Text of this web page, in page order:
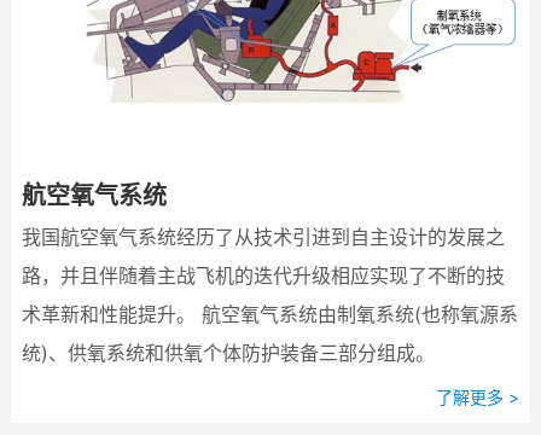
航空氧气系统
我国航空氧气系统经历了从技术引进到自主设计的发展之
路，并且伴随着主战飞机的迭代升级相应实现了不断的技
术革新和性能提升。 航空氧气系统由制氧系统(也称氧源系
统)、供氧系统和供氧个体防护装备三部分组成。
了解更多 >